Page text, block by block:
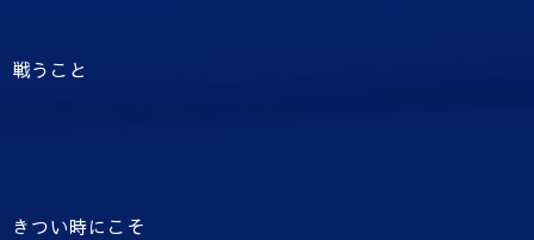
戦うこと
きつい時にこそ